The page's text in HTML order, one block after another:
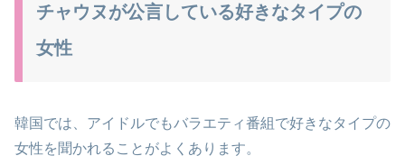
チャウヌが公言している好きなタイプの
女性
韓国では、アイドルでもバラエティ番組で好きなタイプの
女性を聞かれることがよくあります。